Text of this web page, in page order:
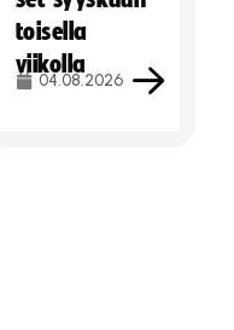
toisella
viikolla
04.08.2026